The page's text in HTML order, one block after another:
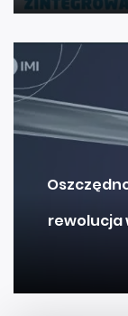
rewolucja